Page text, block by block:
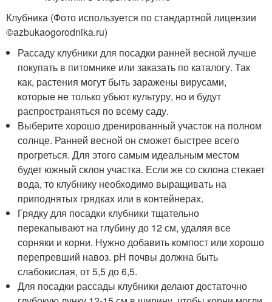
Клубника (Фото используется по стандартной лицензии
©azbukaogorodnika.ru)
Рассаду клубники для посадки ранней весной лучше
покупать в питомнике или заказать по каталогу. Так
как, растения могут быть заражены вирусами,
которые не только убьют культуру, но и будут
распространяться по всему саду.
Выберите хорошо дренированный участок на полном
солнце. Ранней весной он сможет быстрее всего
прогреться. Для этого самым идеальным местом
будет южный склон участка. Если же со склона стекает
вода, то клубнику необходимо выращивать на
приподнятых грядках или в контейнерах.
Грядку для посадки клубники тщательно
перекапывают на глубину до 12 см, удаляя все
сорняки и корни. Нужно добавить компост или хорошо
перепревший навоз. рН почвы должна быть
слабокислая, от 5,5 до 6,5.
Для посадки рассады клубники делают достаточно